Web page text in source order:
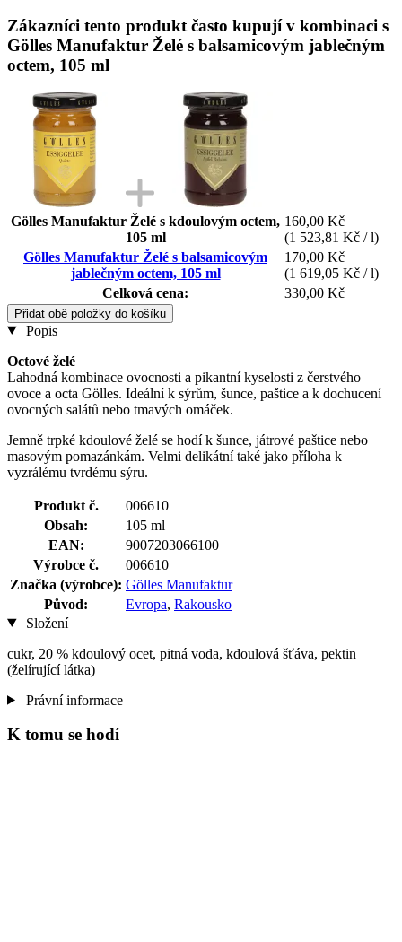
Zákazníci tento produkt často kupují v kombinaci s
Gölles Manufaktur Želé s balsamicovým jablečným
octem, 105 ml
Gölles Manufaktur Želé s kdoulovým octem,
105 ml
160,00 Kč
(1 523,81 Kč / l)
Gölles Manufaktur Želé s balsamicovým
jablečným octem, 105 ml
170,00 Kč
(1 619,05 Kč / l)
Celková cena:
330,00 Kč
Přidat obě položky do košíku
Popis
Octové želé
Lahodná kombinace ovocnosti a pikantní kyselosti z čerstvého
ovoce a octa Gölles. Ideální k sýrům, šunce, paštice a k dochucení
ovocných salátů nebo tmavých omáček.
Jemně trpké kdoulové želé se hodí k šunce, játrové paštice nebo
masovým pomazánkám. Velmi delikátní také jako příloha k
vyzrálému tvrdému sýru.
Produkt č.
006610
Obsah:
105 ml
EAN:
9007203066100
Výrobce č.
006610
Značka (výrobce): Gölles Manufaktur
Původ:
Evropa, Rakousko
Složení
cukr, 20 % kdoulový ocet, pitná voda, kdoulová šťáva, pektin
(želírující látka)
Právní informace
K tomu se hodí